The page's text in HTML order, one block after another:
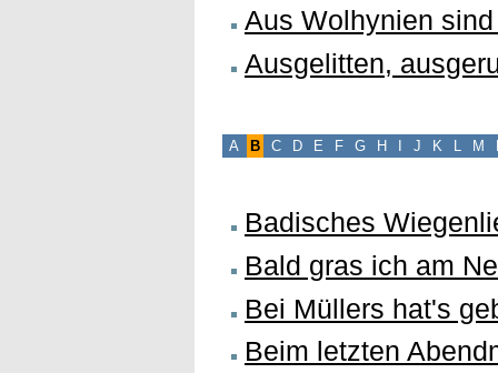
Aus Wolhynien
Ausgelitten,
A B C D E F G H J K L M
Badisches
Bald gras ich am
Bei Müllers hat's
Beim letzten